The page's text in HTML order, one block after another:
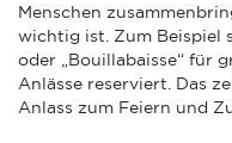
Menschen
wichtig ist. Zum Beispiel
oder „Bouillabaisse“ für
Anlässe reserviert. Das
Anlass zum Feiern und